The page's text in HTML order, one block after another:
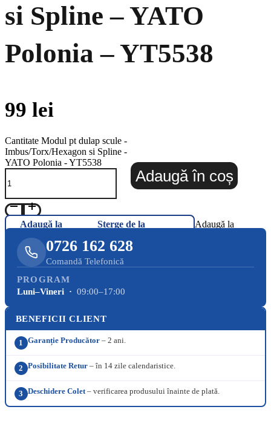
si Spline – YATO
Polonia – YT5538
99 lei
Cantitate Modul pt dulap scule -
Imbus/Torx/Hexagon si Spline -
YATO Polonia - YT5538
Adaugă în coș
Adaugă la
Șterge de la
Adaugă la
0726 162 628
Comandă Telefonică
PROGRAM
Luni–Vineri · 09:00–17:00
BENEFICII CLIENT
1 Garanție Producător– 2 ani.
2 Posibilitate Retur– în 14 zile calendaristice.
3 Deschidere Colet– verificarea produsului înainte de plată.